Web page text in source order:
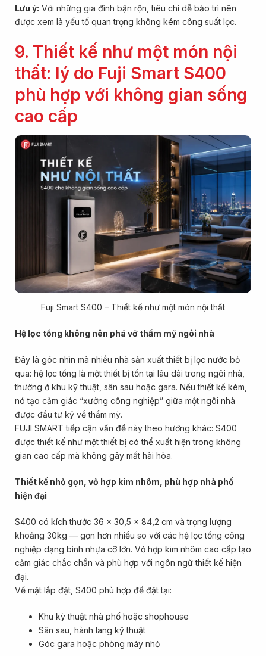
Lưu ý: Với những gia đình bận rộn, tiêu chí dễ bảo trì nên
được xem là yếu tố quan trọng không kém công suất lọc.
9. Thiết kế như một món nội
thất: lý do Fuji Smart S400
phù hợp với không gian sống
cao cấp
Fuji Smart S400 – Thiết kế như một món nội thất
Hệ lọc tổng không nên phá vỡ thẩm mỹ ngôi nhà
Đây là góc nhìn mà nhiều nhà sản xuất thiết bị lọc nước bỏ
qua: hệ lọc tổng là một thiết bị tồn tại lâu dài trong ngôi nhà,
thường ở khu kỹ thuật, sân sau hoặc gara. Nếu thiết kế kém,
nó tạo cảm giác “xưởng công nghiệp” giữa một ngôi nhà
được đầu tư kỹ về thẩm mỹ.
FUJI SMART tiếp cận vấn đề này theo hướng khác: S400
được thiết kế như một thiết bị có thể xuất hiện trong không
gian cao cấp mà không gây mất hài hòa.
Thiết kế nhỏ gọn, vỏ hợp kim nhôm, phù hợp nhà phố
hiện đại
S400 có kích thước 36 x 30,5 x 84,2 cm và trọng lượng
khoảng 30kg — gọn hơn nhiều so với các hệ lọc tổng công
nghiệp dạng bình nhựa cỡ lớn. Vỏ hợp kim nhôm cao cấp tạo
cảm giác chắc chắn và phù hợp với ngôn ngữ thiết kế hiện
đại.
Về mặt lắp đặt, S400 phù hợp để đặt tại:
Khu kỹ thuật nhà phố hoặc shophouse
Sân sau, hành lang kỹ thuật
Góc gara hoặc phòng máy nhỏ